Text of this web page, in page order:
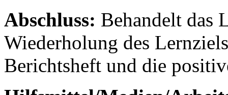
Abschluss: Behandelt das
Wiederholung des
Berichtsheft und die